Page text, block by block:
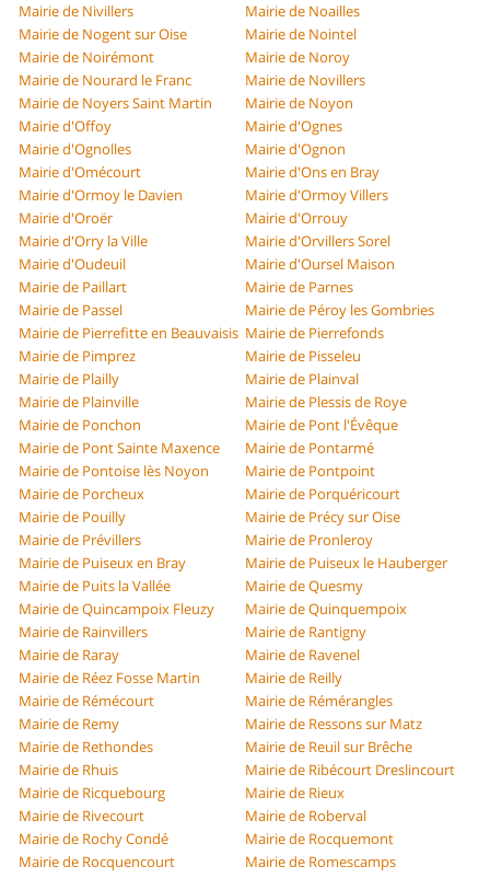
Mairie de Nivillers
Mairie de Noailles
Mairie de Nogent sur Oise
Mairie de Nointel
Mairie de Noirémont
Mairie de Noroy
Mairie de Nourard le Franc
Mairie de Novillers
Mairie de Noyers Saint Martin
Mairie de Noyon
Mairie d'Offoy
Mairie d'Ognes
Mairie d'Ognolles
Mairie d'Ognon
Mairie d'Omécourt
Mairie d'Ons en Bray
Mairie d'Ormoy le Davien
Mairie d'Ormoy Villers
Mairie d'Oroër
Mairie d'Orrouy
Mairie d'Orry la Ville
Mairie d'Orvillers Sorel
Mairie d'Oudeuil
Mairie d'Oursel Maison
Mairie de Paillart
Mairie de Parnes
Mairie de Passel
Mairie de Péroy les Gombries
Mairie de Pierrefitte en Beauvaisis Mairie de Pierrefonds
Mairie de Pimprez
Mairie de Pisseleu
Mairie de Plailly
Mairie de Plainval
Mairie de Plainville
Mairie de Plessis de Roye
Mairie de Ponchon
Mairie de Pont l'Évêque
Mairie de Pont Sainte Maxence
Mairie de Pontarmé
Mairie de Pontoise lès Noyon
Mairie de Pontpoint
Mairie de Porcheux
Mairie de Porquéricourt
Mairie de Pouilly
Mairie de Précy sur Oise
Mairie de Prévillers
Mairie de Pronleroy
Mairie de Puiseux en Bray
Mairie de Puiseux le Hauberger
Mairie de Puits la Vallée
Mairie de Quesmy
Mairie de Quincampoix Fleuzy
Mairie de Quinquempoix
Mairie de Rainvillers
Mairie de Rantigny
Mairie de Raray
Mairie de Ravenel
Mairie de Réez Fosse Martin
Mairie de Reilly
Mairie de Rémécourt
Mairie de Rémérangles
Mairie de Remy
Mairie de Ressons sur Matz
Mairie de Rethondes
Mairie de Reuil sur Brêche
Mairie de Rhuis
Mairie de Ribécourt Dreslincourt
Mairie de Ricquebourg
Mairie de Rieux
Mairie de Rivecourt
Mairie de Roberval
Mairie de Rochy Condé
Mairie de Rocquemont
Mairie de Rocquencourt
Mairie de Romescamps